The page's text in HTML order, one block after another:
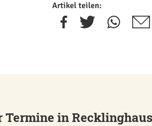
Artikel teilen:
Termine in